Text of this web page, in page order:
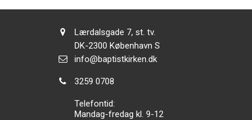
Adresse:
Lærdalsgade 7, st. tv.
Adresse:
DK-2300 København S
Send
info@baptistkirken.dk
Tlf.:
3259 0708
Telefontid:
Mandag-fredag kl. 9-12